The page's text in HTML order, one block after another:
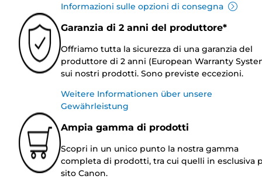
Informazioni sulle opzioni di consegna
Garanzia di 2 anni del produttore*
Offriamo tutta la sicurezza di una garanzia del
produttore di 2 anni (European Warranty
sui nostri prodotti. Sono previste eccezioni.
Weitere Informationen über unsere
Gewährleistung
Ampia gamma di prodotti
Scopri in un unico punto la nostra gamma
completa di prodotti, tra cui quelli in esclusiva
sito Canon.